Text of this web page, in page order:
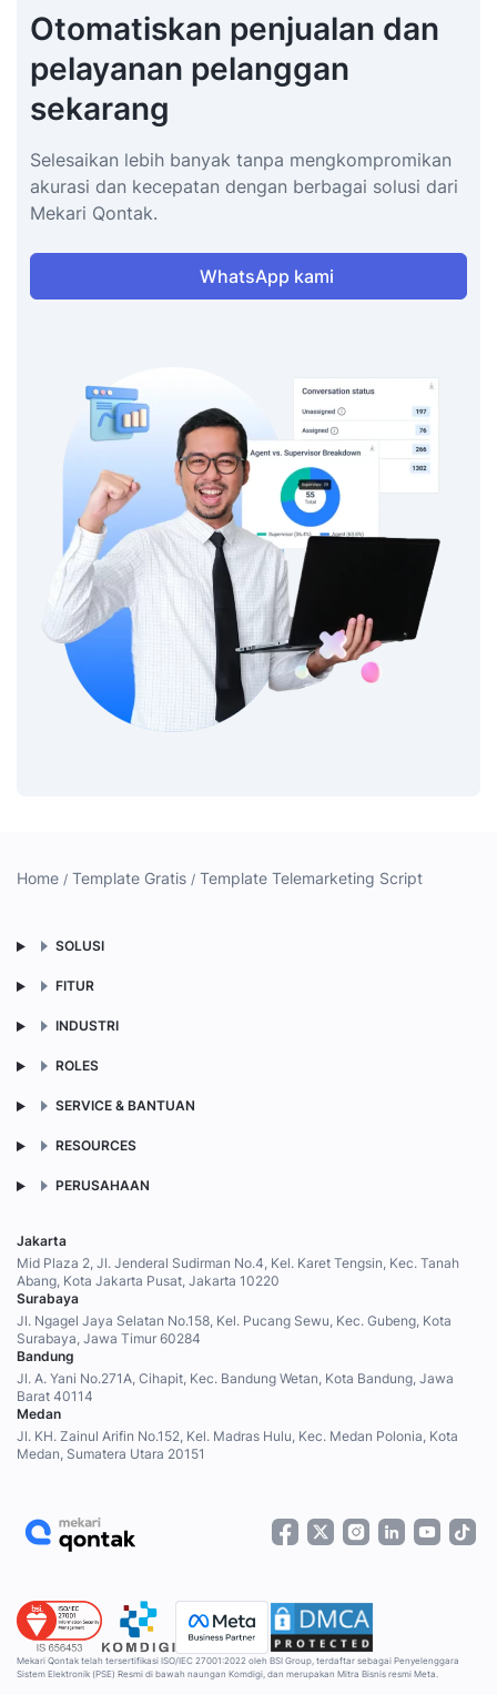
Otomatiskan penjualan dan
pelayanan pelanggan
sekarang
Selesaikan lebih banyak tanpa mengkompromikan
akurasi dan kecepatan dengan berbagai solusi dari
Mekari Qontak.
WhatsApp kami
Home Template Gratis Template Telemarketing Script
SOLUSI
FITUR
INDUSTRI
ROLES
SERVICE & BANTUAN
RESOURCES
PERUSAHAAN
Jakarta
Mid Plaza 2, Jl. Jenderal Sudirman No.4, Kel. Karet Tengsin, Kec. Tanah
Abang, Kota Jakarta Pusat, Jakarta 10220
Surabaya
Jl. Ngagel Jaya Selatan No.158, Kel. Pucang Sewu, Kec. Gubeng, Kota
Surabaya, Jawa Timur 60284
Bandung
Jl. A. Yani No.271A, Cihapit, Kec. Bandung Wetan, Kota Bandung, Jawa
Barat 40114
Medan
Jl. KH. Zainul Arifin No.152, Kel. Madras Hulu, Kec. Medan Polonia, Kota
Medan, Sumatera Utara 20151
Mekari Qontak telah tersertifikasi ISO/IEC 27001:2022 oleh BSI Group, terdaftar sebagai Penyelenggara
Sistem Elektronik (PSE) Resmi di bawah naungan Komdigi, dan merupakan Mitra Bisnis resmi Meta.